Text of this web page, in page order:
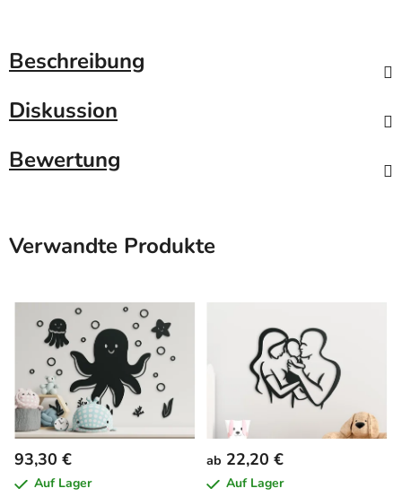
Beschreibung
Diskussion
Bewertung
Verwandte Produkte
93,30 €
Auf Lager
ab 22,20 €
Auf Lager